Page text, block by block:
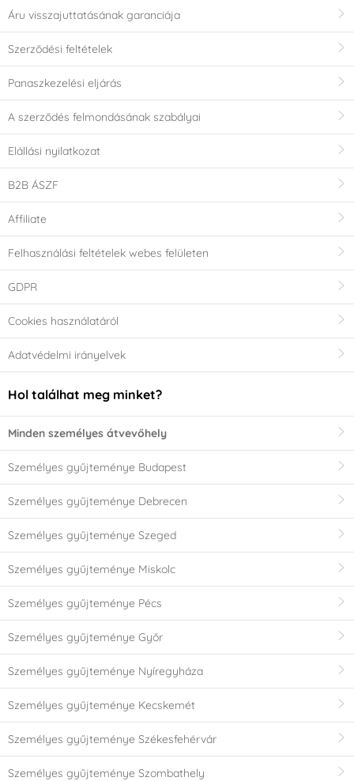
Áru visszajuttatásának garanciája
Szerződési feltételek
Panaszkezelési eljárás
A szerződés felmondásának szabályai
Elállási nyilatkozat
B2B ÁSZF
Affiliate
Felhasználási feltételek webes felületen
GDPR
Cookies használatáról
Adatvédelmi irányelvek
Hol találhat meg minket?
Minden személyes átvevőhely
Személyes gyűjteménye Budapest
Személyes gyűjteménye Debrecen
Személyes gyűjteménye Szeged
Személyes gyűjteménye Miskolc
Személyes gyűjteménye Pécs
Személyes gyűjteménye Győr
Személyes gyűjteménye Nyíregyháza
Személyes gyűjteménye Kecskemét
Személyes gyűjteménye Székesfehérvár
Személyes gyűjteménye Szombathely